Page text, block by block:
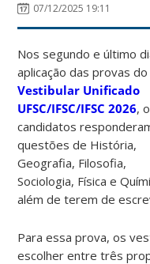
07/12/2025 19:11
Nos segundo e último
aplicação das provas do
Vestibular Unificado
UFSC/IFSC/IFSC 2026,
candidatos
questões de História,
Geografia, Filosofia,
Sociologia, Física e
além de terem de
Para essa prova, os
escolher entre três